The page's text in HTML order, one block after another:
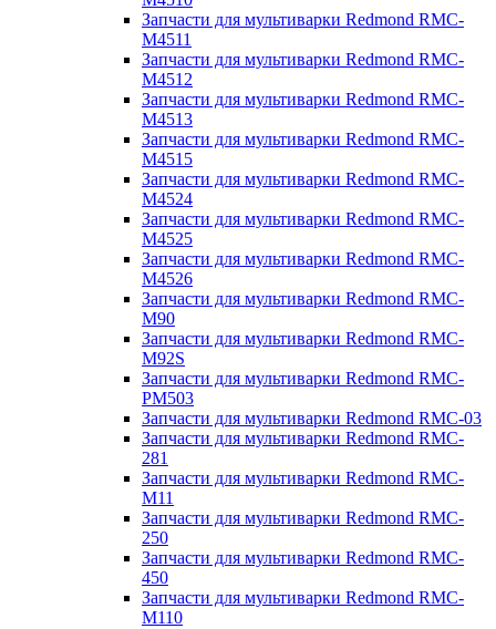
Запчасти для мультиварки Redmond RMC-
M4511
Запчасти для мультиварки Redmond RMC-
M4512
Запчасти для мультиварки Redmond RMC-
M4513
Запчасти для мультиварки Redmond RMC-
M4515
Запчасти для мультиварки Redmond RMC-
M4524
Запчасти для мультиварки Redmond RMC-
M4525
Запчасти для мультиварки Redmond RMC-
M4526
Запчасти для мультиварки Redmond RMC-
M90
Запчасти для мультиварки Redmond RMC-
M92S
Запчасти для мультиварки Redmond RMC-
PM503
Запчасти для мультиварки Redmond RMC-03
Запчасти для мультиварки Redmond RMC-
281
Запчасти для мультиварки Redmond RMC-
M11
Запчасти для мультиварки Redmond RMC-
250
Запчасти для мультиварки Redmond RMC-
450
Запчасти для мультиварки Redmond RMC-
M110